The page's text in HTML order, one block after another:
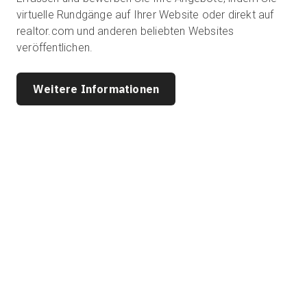
virtuelle Rundgänge auf Ihrer Website oder direkt auf
realtor.com und anderen beliebten Websites
veröffentlichen.
Weitere Informationen